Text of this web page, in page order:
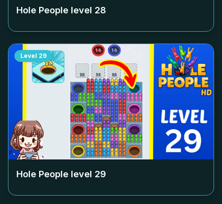
Hole People level 28
Level 29
Hole People level 29